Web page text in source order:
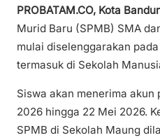
PROBATAM.CO, Kota
Murid Baru (SPMB) SMA
mulai diselenggarakan
termasuk di Sekolah
Siswa akan menerima akun
2026 hingga 22 Mei 2026.
SPMB di Sekolah Maung